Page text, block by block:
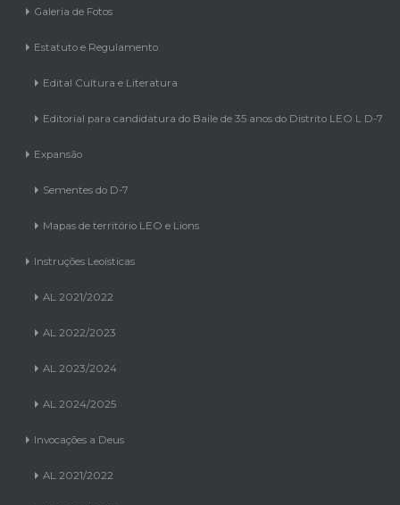
Galeria de Fotos
Estatuto e Regulamento
Edital Cultura e Literatura
Editorial para candidatura do Baile de 35 anos do Distrito LEO L D-7
Expansão
Sementes do D-7
Mapas de território LEO e Lions
Instruções Leoísticas
AL 2021/2022
AL 2022/2023
AL 2023/2024
AL 2024/2025
Invocações a Deus
AL 2021/2022